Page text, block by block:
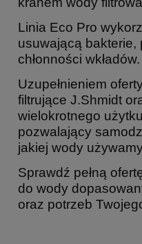
Linia Eco Pro
usuwającą bakterie,
chłonności wkładów.
Uzupełnieniem
filtrujące J.Shmidt
wielokrotnego
pozwalający
jakiej wody
Sprawdź pełną
do wody
oraz potrzeb